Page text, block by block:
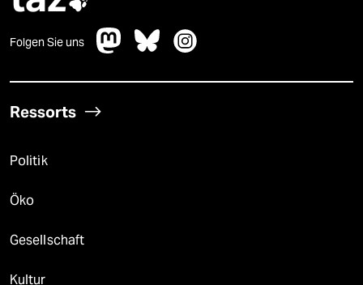
Folgen Sie uns
Ressorts
Politik
Öko
Gesellschaft
Kultur